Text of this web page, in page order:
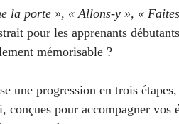
avancé C1 - Niveau
Vocabulaire français Fiches
la porte », « Allons-y », «
pour les apprenants
mémorisable ?
une progression en trois
conçues pour accompagner vos